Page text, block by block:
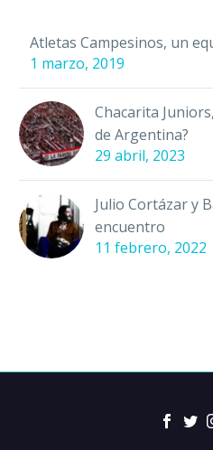
Atletas Campesinos, un
1 marzo, 2019
Chacarita
de Argentina?
29 abril, 2023
Julio Cortázar y
encuentro
11 febrero, 2022